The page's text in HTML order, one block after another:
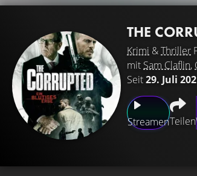
THE
Krimi &Thriller
mit Sam Claflin,
Seit29. Juli
StreamenTeilen